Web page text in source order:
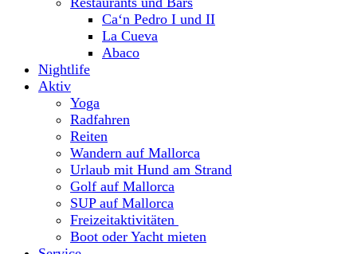
Ca‘n Pedro I und II
La Cueva
Abaco
Nightlife
Aktiv
Yoga
Radfahren
Reiten
Wandern auf Mallorca
Urlaub mit Hund am Strand
Golf auf Mallorca
SUP auf Mallorca
Freizeitaktivitäten
Boot oder Yacht mieten